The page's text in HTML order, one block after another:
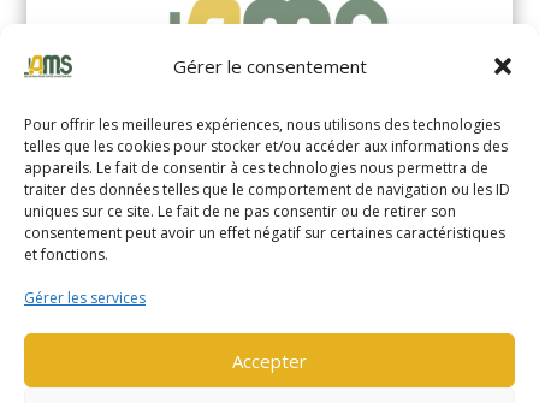
Gérer le consentement
Pour offrir les meilleures expériences, nous utilisons des technologies
telles que les cookies pour stocker et/ou accéder aux informations des
appareils. Le fait de consentir à ces technologies nous permettra de
traiter des données telles que le comportement de navigation ou les ID
uniques sur ce site. Le fait de ne pas consentir ou de retirer son
consentement peut avoir un effet négatif sur certaines caractéristiques
et fonctions.
Gérer les services
Accepter
YALE MS14XIL (2510)